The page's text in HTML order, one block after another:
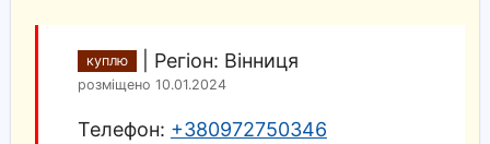
куплю Регіон: Вінниця
розміщено 10.01.2024
Телефон: +380972750346